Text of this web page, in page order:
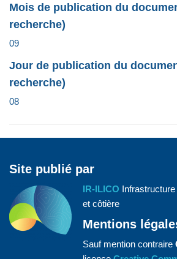
Mois de publication du
recherche)
09
Jour de publication du
recherche)
08
Site publié par
IR-ILICO
et côtière
Mentions
Sauf mention contraire